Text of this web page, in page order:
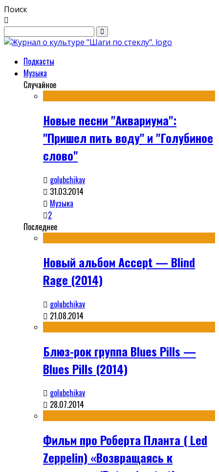
Поиск
Подкасты
Музыка
Случайное
Новые песни "Аквариума":
"Пришел пить воду" и "Голубиное
слово"
golubchikav
31.03.2014
Музыка
2
Последнее
Новый альбом Accept — Blind
Rage (2014)
golubchikav
21.08.2014
Блюз-рок группа Blues Pills —
Blues Pills (2014)
golubchikav
28.07.2014
Фильм про Роберта Планта ( Led
Zeppelin) «Возвращаясь к